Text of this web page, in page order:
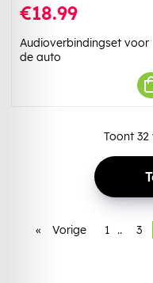
€18.99
Audioverbindingset voor
de auto
Toont 32
« Vorige 1 .. 3